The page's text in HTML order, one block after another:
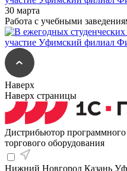
30 марта
Работа с учебными
Наверх
Наверх страницы
Дистрибьютор
торгового оборудования
Нижний Новгород Казань